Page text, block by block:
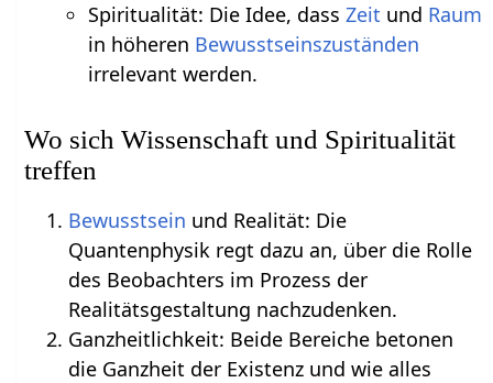
Spiritualität: Die Idee, dass Zeit und Raum
in höheren Bewusstseinszuständen
irrelevant werden.
Wo sich Wissenschaft und Spiritualität
treffen
Bewusstsein und Realität: Die
Quantenphysik regt dazu an, über die Rolle
des Beobachters im Prozess der
Realitätsgestaltung nachzudenken.
Ganzheitlichkeit: Beide Bereiche betonen
die Ganzheit der Existenz und wie alles